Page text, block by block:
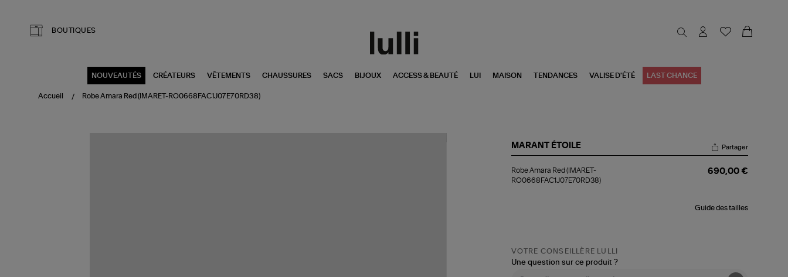
BOUTIQUES
NOUVEAUTÉS CRÉATEURS VÊTEMENTS CHAUSSURES SACS BIJOUX ACCESS & BEAUTÉ LUI MAISON TENDANCES VALISE D'ÉTÉ LAST CHANCE
Accueil Robe Amara Red (IMARET-RO0668FAC1J07E70RD38)
MARANT ÉTOILE
Amara
Red
Partager
Robe Amara Red (IMARET-
RO0668FAC1J07E70RD38)
690,00 €
Guide des tailles
VOTRE CONSEILLÈRE LULLI
Une question sur ce produit ?